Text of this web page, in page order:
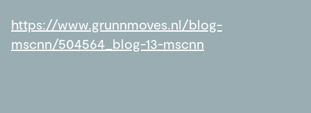
https://www.grunnmoves.nl/blog-
mscnn/504564_blog-13-mscnn